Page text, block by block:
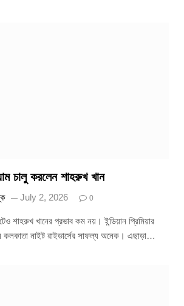
চালু করলেন শাহরুখ খান
July 2, 2026 0
শাহরুখ খানের প্রভাব কম নয়। ইন্ডিয়ান প্রিমিয়ার
নাইট রাইডার্সের সাফল্য অনেক। এছাড়া…